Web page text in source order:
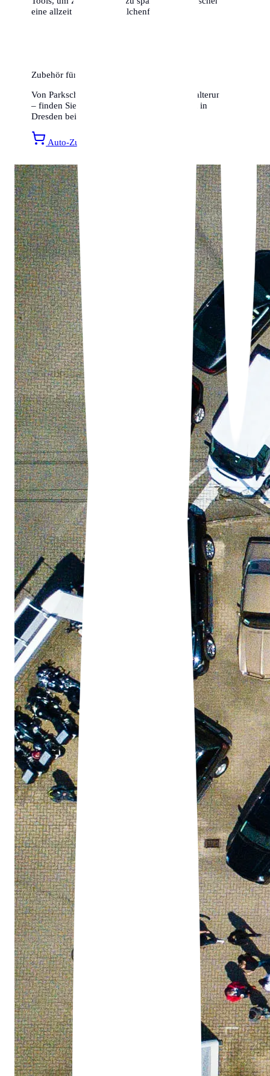
eine allzeit gute und knöllchenfreie Fahrt!
Zubehör für Ihr Auto
Von Parkscheiben bis hin zu Smartphone-Halterungen
– finden Sie alles für ein entspanntes Fahren in
Dresden bei Amazon.
Auto-Zubehör entdecken »